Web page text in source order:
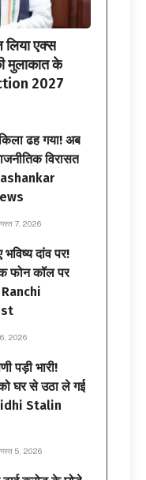
एक्स
मुलाकात के
2027
ढह गया! अब
विरासत
7, 2026
दांव पर!
फोन कॉल पर
Ranchi
2026
पड़ी भारी!
घर से उठा ले गई
Stalin
5, 2026